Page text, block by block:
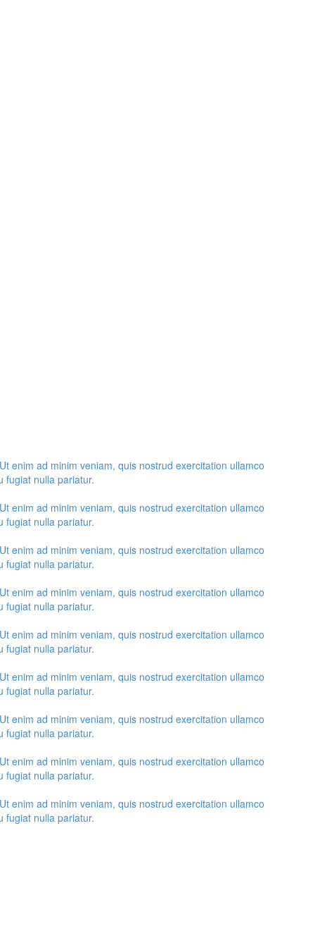
enim ad minim veniam, quis nostrud exercitation ullamco
fugiat nulla pariatur.
enim ad minim veniam, quis nostrud exercitation ullamco
fugiat nulla pariatur.
enim ad minim veniam, quis nostrud exercitation ullamco
fugiat nulla pariatur.
enim ad minim veniam, quis nostrud exercitation ullamco
fugiat nulla pariatur.
enim ad minim veniam, quis nostrud exercitation ullamco
fugiat nulla pariatur.
enim ad minim veniam, quis nostrud exercitation ullamco
fugiat nulla pariatur.
enim ad minim veniam, quis nostrud exercitation ullamco
fugiat nulla pariatur.
enim ad minim veniam, quis nostrud exercitation ullamco
fugiat nulla pariatur.
enim ad minim veniam, quis nostrud exercitation ullamco
fugiat nulla pariatur.